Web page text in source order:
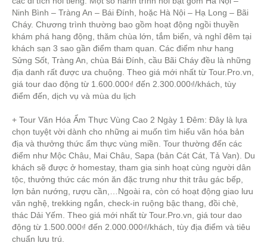
Ninh Bình – Tràng An – Bái Đính, hoặc Hà Nội – Hạ Long – Bãi
Cháy. Chương trình thường bao gồm hoạt động ngồi thuyền
khám phá hang động, thăm chùa lớn, tắm biển, và nghỉ đêm tại
khách sạn 3 sao gần điểm tham quan. Các điểm như hang
Sửng Sốt, Tràng An, chùa Bái Đính, cầu Bãi Cháy đều là những
địa danh rất được ưa chuộng. Theo giá mới nhất từ Tour.Pro.vn,
giá tour dao động từ 1.600.000₫ đến 2.300.000₫/khách, tùy
điểm đến, dịch vụ và mùa du lịch
+ Tour Văn Hóa Ẩm Thực Vùng Cao 2 Ngày 1 Đêm: Đây là lựa
chọn tuyệt vời dành cho những ai muốn tìm hiểu văn hóa bản
địa và thưởng thức ẩm thực vùng miền. Tour thường đến các
điểm như Mộc Châu, Mai Châu, Sapa (bản Cát Cát, Tả Van). Du
khách sẽ được ở homestay, tham gia sinh hoạt cùng người dân
tộc, thưởng thức các món ăn đặc trưng như thịt trâu gác bếp,
lợn bản nướng, rượu cần,…Ngoài ra, còn có hoạt động giao lưu
văn nghệ, trekking ngắn, check-in ruộng bậc thang, đồi chè,
thác Dải Yếm. Theo giá mới nhất từ Tour.Pro.vn, giá tour dao
động từ 1.500.000₫ đến 2.000.000₫/khách, tùy địa điểm và tiêu
chuẩn lưu trú.